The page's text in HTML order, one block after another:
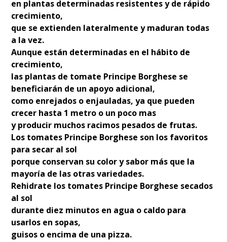
en plantas determinadas resistentes y de rápido
crecimiento,
que se extienden lateralmente y maduran todas
a la vez.
Aunque están determinadas en el hábito de
crecimiento,
las plantas de tomate Principe Borghese se
beneficiarán de un apoyo adicional,
como enrejados o enjauladas, ya que pueden
crecer hasta 1 metro o un poco mas
y producir muchos racimos pesados de frutas.
Los tomates Principe Borghese son los favoritos
para secar al sol
porque conservan su color y sabor más que la
mayoría de las otras variedades.
Rehidrate los tomates Principe Borghese secados
al sol
durante diez minutos en agua o caldo para
usarlos en sopas,
guisos o encima de una pizza.